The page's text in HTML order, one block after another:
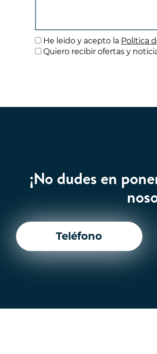
He leído y acepto la Política
Quiero recibir ofertas y
¡No dudes en
Teléfono